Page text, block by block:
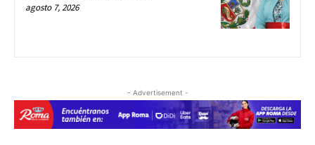
agosto 7, 2026
- Advertisement -